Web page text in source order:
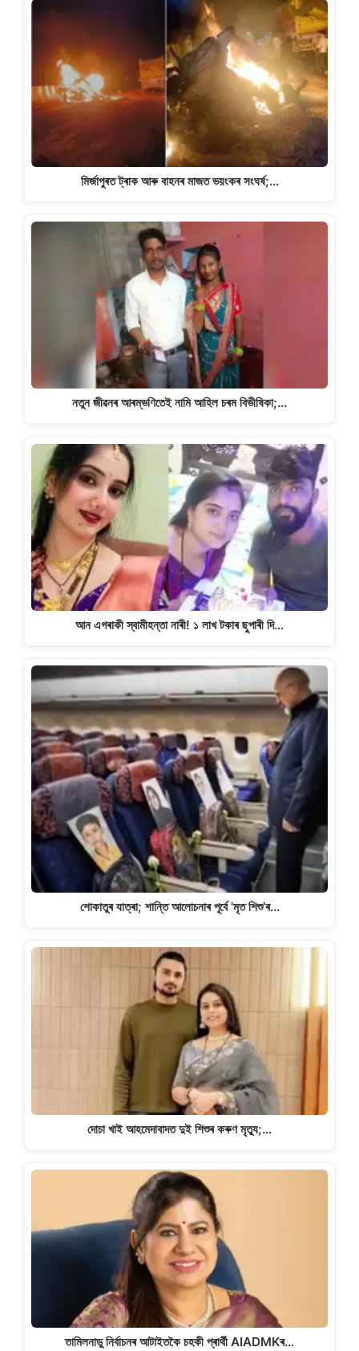
মিৰ্জাপুৰত ট্ৰাক আৰু বাহনৰ মাজত ভয়ংকৰ সংঘৰ্ষ;…
নতুন জীৱনৰ আৰম্ভণিতেই নামি আহিল চৰম বিভীষিকা;…
আন এগৰাকী স্বামীহন্তা নাৰী! ১ লাখ টকাৰ ছুপাৰী দি…
শোকাতুৰ যাত্ৰা; শান্তি আলোচনাৰ পূৰ্বে 'মৃত শিশু’ৰ…
দোচা খাই আহমেদাবাদত দুই শিশুৰ কৰুণ মৃত্যু;…
তামিলনাডু নিৰ্বাচনৰ আটাইতকৈ চহকী প্ৰাৰ্থী AIADMKৰ…